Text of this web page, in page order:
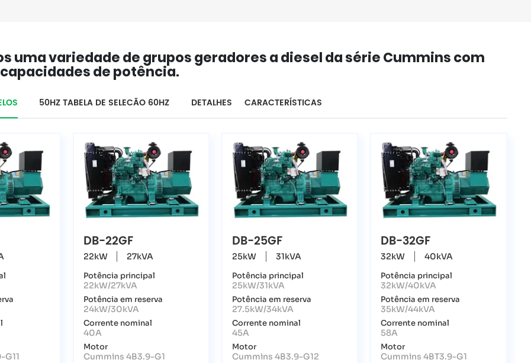
uma variedade de grupos geradores a diesel da série Cummins com
de potência.
50HZ TABELA DE SELECÃO 60HZ DETALHES CARACTERÍSTICAS
DB-22GF
22kW 27kVA
Potência principal
22kW/27kVA
Potência em reserva
24kW/30kVA
Corrente nominal
40A
Motor
Cummins 4B3.9-G1
DB-25GF
25kW 31kVA
Potência principal
25kW/31kVA
Potência em reserva
27.5kW/34kVA
Corrente nominal
45A
Motor
Cummins 4B3.9-G12
DB-32GF
32kW 40kVA
Potência principal
32kW/40kVA
Potência em reserva
35kW/44kVA
Corrente nominal
58A
Motor
Cummins 4BT3.9-G1